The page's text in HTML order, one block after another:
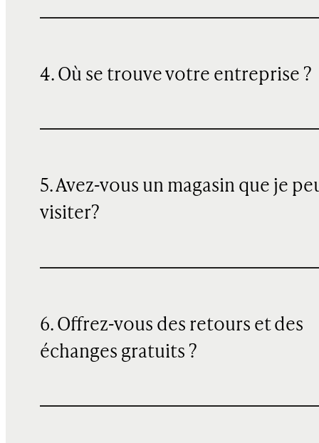
4. Où se trouve votre entreprise ?
5. Avez-vous un magasin que je
visiter?
6. Offrez-vous des retours et des
échanges gratuits ?